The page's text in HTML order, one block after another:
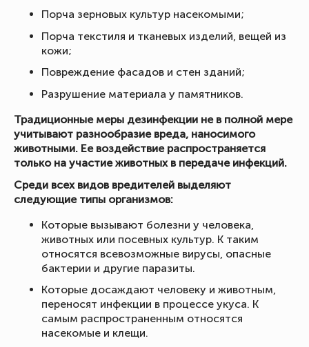
Порча зерновых культур насекомыми;
Порча текстиля и тканевых изделий, вещей из
кожи;
Повреждение фасадов и стен зданий;
Разрушение материала у памятников.
Традиционные меры дезинфекции не в полной мере
учитывают разнообразие вреда, наносимого
животными. Ее воздействие распространяется
только на участие животных в передаче инфекций.
Среди всех видов вредителей выделяют
следующие типы организмов:
Которые вызывают болезни у человека,
животных или посевных культур. К таким
относятся всевозможные вирусы, опасные
бактерии и другие паразиты.
Которые досаждают человеку и животным,
переносят инфекции в процессе укуса. К
самым распространенным относятся
насекомые и клещи.